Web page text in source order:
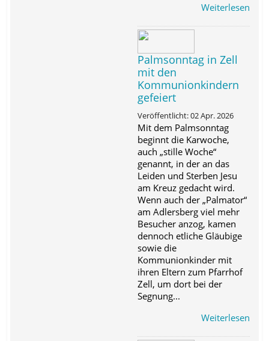
Weiterlesen
Palmsonntag in Zell
mit den
Kommunionkindern
gefeiert
Veröffentlicht: 02 Apr. 2026
Mit dem Palmsonntag
beginnt die Karwoche,
auch „stille Woche“
genannt, in der an das
Leiden und Sterben Jesu
am Kreuz gedacht wird.
Wenn auch der „Palmator“
am Adlersberg viel mehr
Besucher anzog, kamen
dennoch etliche Gläubige
sowie die
Kommunionkinder mit
ihren Eltern zum Pfarrhof
Zell, um dort bei der
Segnung...
Weiterlesen